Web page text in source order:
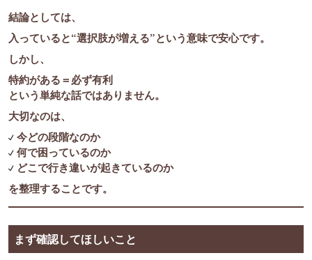
結論としては、
入っていると“選択肢が増える”という意味で安心です。
しかし、
特約がある＝必ず有利
という単純な話ではありません。
大切なのは、
今どの段階なのか
何で困っているのか
どこで行き違いが起きているのか
を整理することです。
まず確認してほしいこと